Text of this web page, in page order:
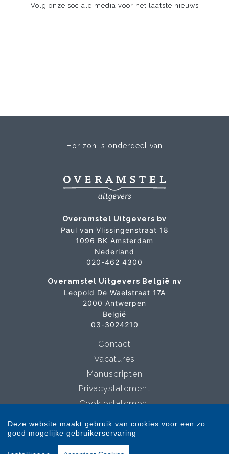
Volg onze sociale media voor het laatste nieuws
Horizon is onderdeel van
Overamstel Uitgevers bv
Paul van Vlissingenstraat 18
1096 BK Amsterdam
Nederland
020-462 4300
Overamstel Uitgevers België nv
Leopold De Waelstraat 17A
2000 Antwerpen
België
03-3024210
Contact
Vacatures
Manuscripten
Privacystatement
Cookiestatement
Copyright © 2007-2026 Overamstel Uitgevers - Alle rechten voorbehouden -
Deze website maakt gebruik van cookies voor een zo
goed mogelijke gebruikerservaring